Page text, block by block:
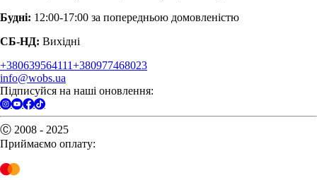
Будні: 12:00-17:00 за попередньою домовленістю
СБ-НД: Вихідні
+380639564111+380977468023
info@wobs.ua
Підписуйся на наші оновлення:
Ⓒ 2008 - 2025
Приймаємо оплату: